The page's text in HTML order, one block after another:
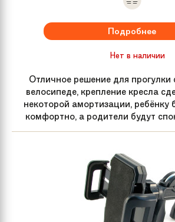
Подробнее
Нет в наличии
Отличное решение для
велосипеде, крепление кресла
некоторой амортизации, ребёнку
комфортно, а родители будут